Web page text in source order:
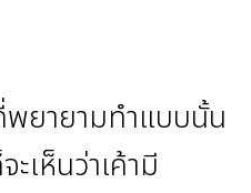
ยายามทําแบบนั้น
เห็นว่าเค้ามี